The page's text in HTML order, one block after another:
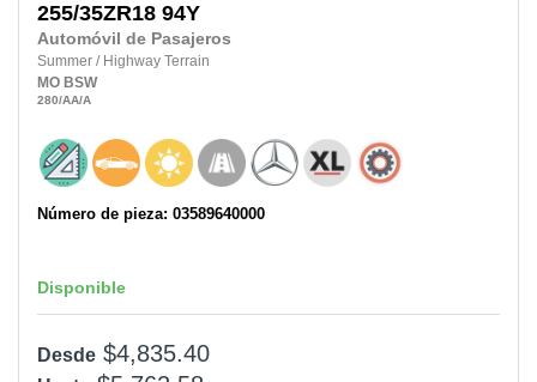
255/35ZR18 94Y
Automóvil de Pasajeros
Summer / Highway Terrain
MO BSW
280/AA/A
Número de pieza: 03589640000
Disponible
Desde $4,835.40